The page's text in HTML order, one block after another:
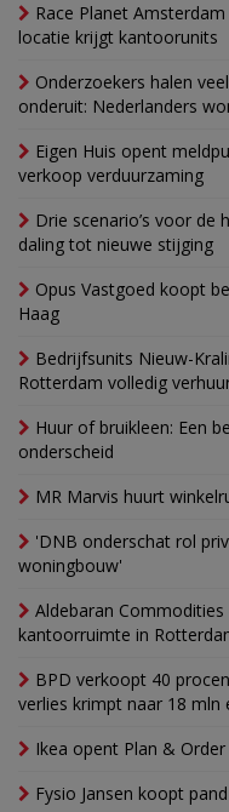
Race Planet
locatie krijgt kantoorunits
Onderzoekers halen
onderuit: Nederlanders
Eigen Huis opent
verkoop verduurzaming
Drie scenario’s voor de
daling tot nieuwe stijging
Opus Vastgoed koopt
Haag
Bedrijfsunits Nieuw-
Rotterdam volledig
Huur of bruikleen: Een
onderscheid
MR Marvis huurt
'DNB onderschat rol
woningbouw'
Aldebaran Commodities
kantoorruimte in
BPD verkoopt 40
verlies krimpt naar 18 mln
Ikea opent Plan &
Fysio Jansen koopt